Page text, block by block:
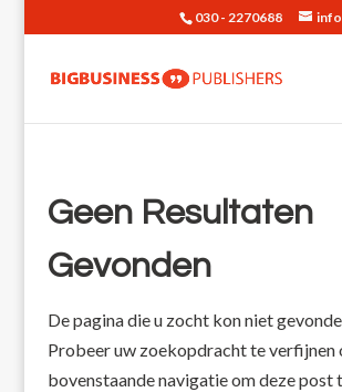
030 - 2270688
Geen Resultaten
Gevonden
De pagina die u zocht kon niet
Probeer uw zoekopdracht te verfijnen
bovenstaande navigatie om deze post